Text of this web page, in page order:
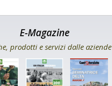
E-Magazine
prodotti e servizi dalle aziende